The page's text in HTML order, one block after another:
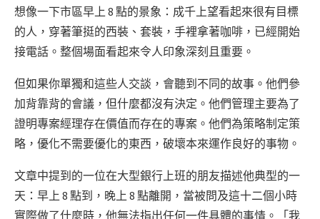
想像一下市區早上 8 點的景象：成千上望看起來很有目標
的人，穿著筆挺的西裝、套裝，手裡拿著咖啡，已經開始
接電話。整個場面看起來令人印象深刻且重要。
但如果你單獨和這些人交談，會聽到不同的故事。他們參
加背靠背的會議，但什麼都沒有決定。他們管理主要為了
證明專案經理存在價值而存在的專案。他們為策略制定策
略，優化不需要優化的東西，破壞本來運作良好的事物。
文章中提到的一位在大型銀行上班的朋友描述他典型的一
天：早上 8 點到，晚上 8 點離開，當被問及這十二個小時
實際做了什麼時，他無法指出任何一件具體的事情。「我